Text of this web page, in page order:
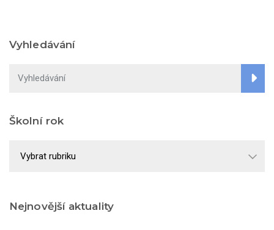
Vyhledávání
Školní rok
rok
Nejnovější aktuality